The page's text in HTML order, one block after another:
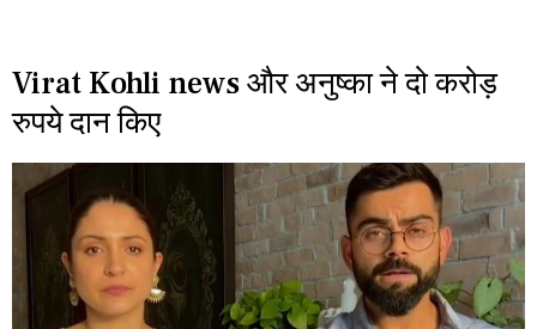
Virat Kohli news और अनुष्का ने दो करोड़
रुपये दान किए